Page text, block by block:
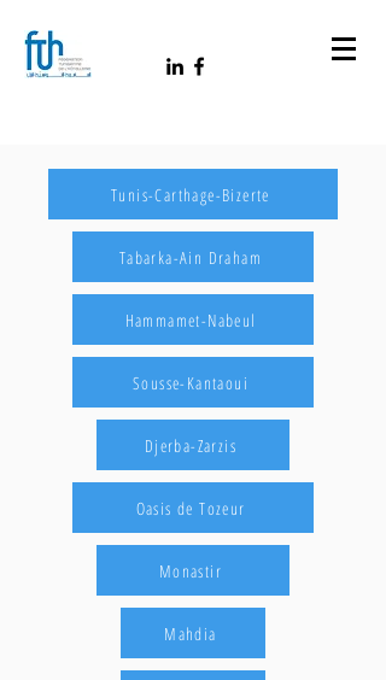
Tunis-Carthage-Bizerte
Tabarka-Ain Draham
Hammamet-Nabeul
Sousse-Kantaoui
Djerba-Zarzis
Oasis de Tozeur
Monastir
Mahdia